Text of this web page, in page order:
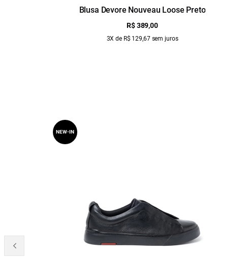
Blusa Devore Nouveau Loose Preto
R$ 389,00
3X de R$ 129,67 sem juros
NEW-IN